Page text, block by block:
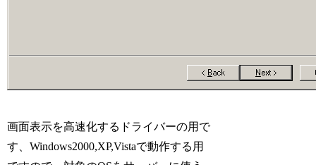
画面表示を高速化するドライバーの用で
す、Windows2000,XP,Vistaで動作する用